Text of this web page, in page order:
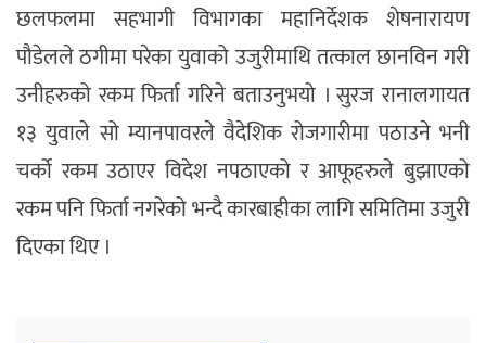
छलफलमा सहभागी विभागका महानिर्देशक शेषनारायण
पौडेलले ठगीमा परेका युवाको उजुरीमाथि तत्काल छानविन गरी
उनीहरुको रकम फिर्ता गरिने बताउनुभयो । सुरज रानालगायत
१३ युवाले सो म्यानपावरले वैदेशिक रोजगारीमा पठाउने भनी
चर्को रकम उठाएर विदेश नपठाएको र आफूहरुले बुझाएको
रकम पनि फिर्ता नगरेको भन्दै कारबाहीका लागि समितिमा उजुरी
दिएका थिए ।